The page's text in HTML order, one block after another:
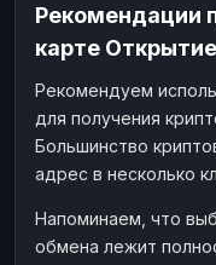
Рекомендации
карте
Рекомендуем
для получения
Большинство
адрес в несколько
Напоминаем, что
обмена лежит